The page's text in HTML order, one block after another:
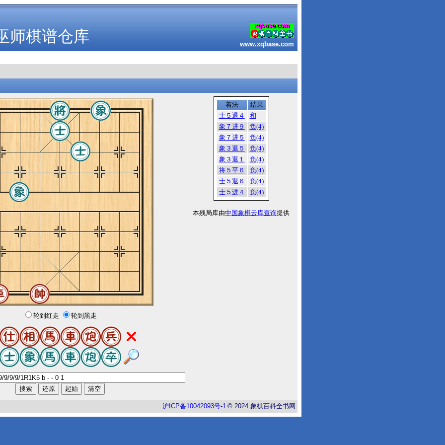
师棋谱仓库 www.xqbase.com
轮到红走 轮到黑走
着法
结果
士５退４
和
象７进９
负(4)
象７进５
负(4)
象３退５
负(4)
象３退１
负(4)
将５平６
负(4)
士５退６
负(4)
士５进４
负(4)
本残局库由中国象棋云库查询提供
沪 ICP备10042093号-1 © 2024 象棋百科全书网